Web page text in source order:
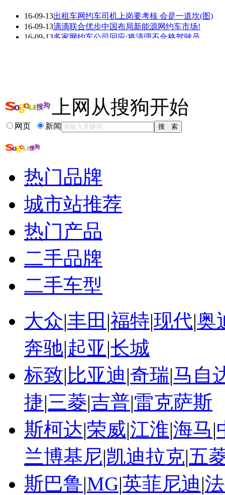
看赛车宝贝争奇斗
艳
车模美腿爆乳无惧
走光
16-09-13出租车网约车司机上岗要考核 会是一道坎(图)
16-09-13滴滴联合优步中国布局新能源网约车市场!
16-09-13多家网约车公司回应:将清理不合格驾驶员
相关推荐
一张图看出租车网约车
网约车车辆和司机条件
郑州网约车前景
女子搭网约车遇害事件
贵阳网约车规定
上网从搜狗开始
网页 新闻
热门品牌
城市站推荐
热门产品
二手品牌
二手车型
大众|丰田 |福特|现代|奥
奔驰|起亚|长城
标致| 比亚迪|奇瑞|马自
捷|三菱|吉普|雷克萨斯
斯柯达|荣威|江淮|海马|
兰博基尼|凯迪拉克|五
斯巴鲁|MG|英菲尼迪|